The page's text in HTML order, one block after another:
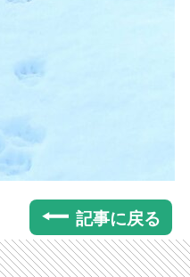
記事に戻る